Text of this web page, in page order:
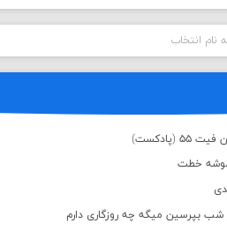
نام انتخاب
(پادکست)
خطت
شب بپرسین میگه چه روزگاری دارم